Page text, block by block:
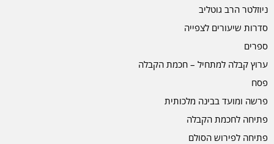
ניוזלטר הרב גוטליב
סדרות שיעורים לצפייה
ספרים
ערוץ קבלה למתחיל – חכמת הקבלה
פסח
פרשה ומועד בבינה מלכותית
פתיחה לחכמת הקבלה
פתיחה לפירוש הסולם